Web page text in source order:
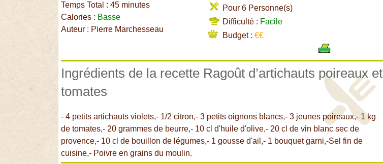
Temps Total : 45 minutes
Calories : Basse
Auteur : Pierre Marchesseau
Pour 6 Personne(s)
Difficulté : Facile
Budget :€€
Ingrédients de la recette Ragoût d’artichauts poireaux et
tomates
- 4 petits artichauts violets,- 1/2 citron,- 3 petits oignons blancs,- 3 jeunes poireaux,- 1 kg
de tomates,- 20 grammes de beurre,- 10 cl d'huile d'olive,- 20 cl de vin blanc sec de
provence,- 10 cl de bouillon de légumes,- 1 gousse d'ail,- 1 bouquet garni,-Sel fin de
cuisine,- Poivre en grains du moulin.